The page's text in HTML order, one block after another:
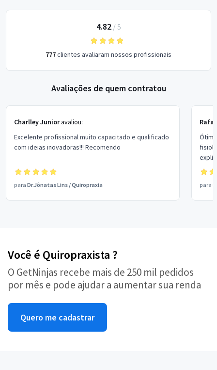
4.82/ 5
777clientes avaliaram nossos profissionais
Avaliações de quem contratou
Charlley Junioravaliou:
Excelente profissional muito capacitado e qualificado
com ideias inovadoras!!! Recomendo
para Dr.Jônatas Lins /Quiropraxia para
Você é Quiropraxista ?
O GetNinjas recebe mais de 250 mil pedidos
por mês e pode ajudar a aumentar sua renda
Quero me cadastrar